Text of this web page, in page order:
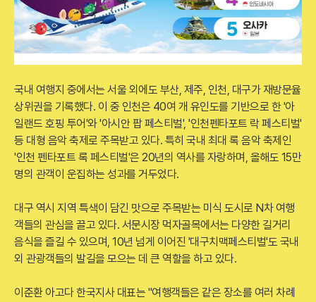
국내 여행지 중에서는 서울 외에도 부산, 제주, 인천, 대구가 재방문율
상위권을 기록했다. 이 중 인천은 40여 개 유인도를 기반으로 한 '아
일랜드 호핑 투어'와 '아시안 팝 페스티벌', '인천펜타포트 락 페스티벌'
등 대형 음악 축제로 주목받고 있다. 특히 국내 최대 록 음악 축제인
'인천 펜타포트 록 페스티벌'은 20년의 역사를 자랑하며, 올해도 15만
명의 관객이 운집하는 성과를 거두었다.
대구 역시 지역 특색이 담긴 맛으로 주목받는 미식 도시로 N차 여행
객들의 관심을 끌고 있다. 서문시장 먹자골목에서는 다양한 길거리
음식을 즐길 수 있으며, 10년 넘게 이어진 '대구치맥페스티벌'도 국내
외 관광객들의 발길을 모으는 데 큰 역할을 하고 있다.
이준환 아고다 한국지사 대표는 "여행객들은 같은 장소를 여러 차례